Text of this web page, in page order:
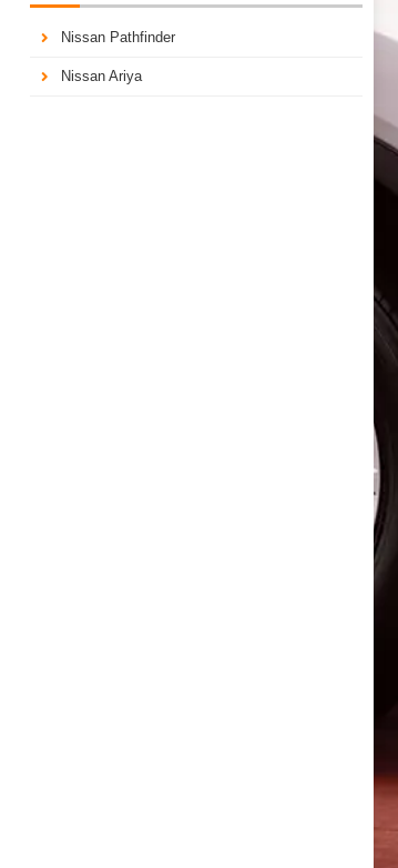
Nissan Pathfinder
Nissan Ariya